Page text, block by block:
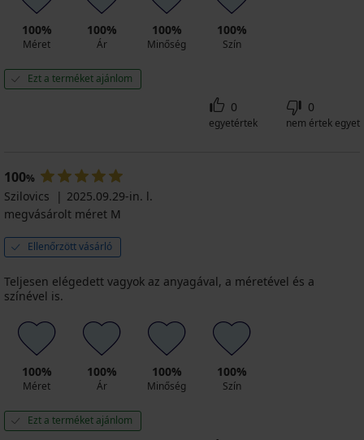
100%
Méret
100%
Ár
100%
Minőség
100%
Szín
Ezt a terméket ajánlom
0
egyetértek
0
nem értek egyet
100%
Szilovics
2025.09.29-in. l.
megvásárolt méret M
Ellenőrzött vásárló
Teljesen elégedett vagyok az anyagával, a méretével és a
színével is.
100%
Méret
100%
Ár
100%
Minőség
100%
Szín
Ezt a terméket ajánlom